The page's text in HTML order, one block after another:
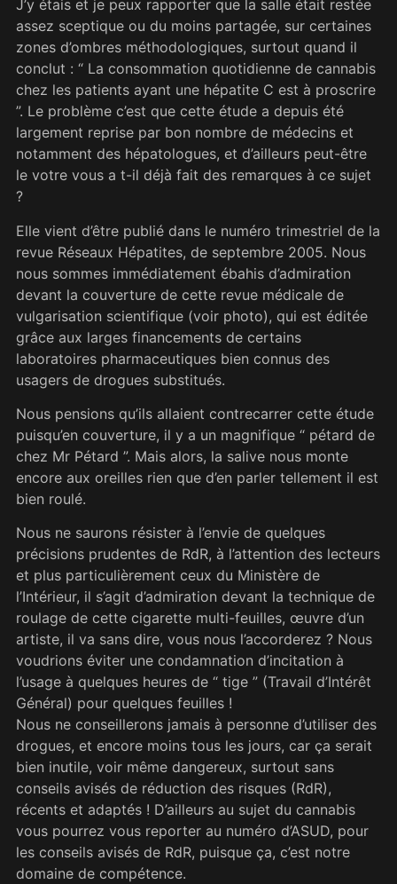
J’y étais et je peux rapporter que la salle était restée
assez sceptique ou du moins partagée, sur certaines
zones d’ombres méthodologiques, surtout quand il
conclut : “ La consommation quotidienne de cannabis
chez les patients ayant une hépatite C est à proscrire
”. Le problème c’est que cette étude a depuis été
largement reprise par bon nombre de médecins et
notamment des hépatologues, et d’ailleurs peut-être
le votre vous a t-il déjà fait des remarques à ce sujet
?
Elle vient d’être publié dans le numéro trimestriel de la
revue Réseaux Hépatites, de septembre 2005. Nous
nous sommes immédiatement ébahis d’admiration
devant la couverture de cette revue médicale de
vulgarisation scientifique (voir photo), qui est éditée
grâce aux larges financements de certains
laboratoires pharmaceutiques bien connus des
usagers de drogues substitués.
Nous pensions qu’ils allaient contrecarrer cette étude
puisqu’en couverture, il y a un magnifique “ pétard de
chez Mr Pétard ”. Mais alors, la salive nous monte
encore aux oreilles rien que d’en parler tellement il est
bien roulé.
Nous ne saurons résister à l’envie de quelques
précisions prudentes de RdR, à l’attention des lecteurs
et plus particulièrement ceux du Ministère de
l’Intérieur, il s’agit d’admiration devant la technique de
roulage de cette cigarette multi-feuilles, œuvre d’un
artiste, il va sans dire, vous nous l’accorderez ? Nous
voudrions éviter une condamnation d’incitation à
l’usage à quelques heures de “ tige ” (Travail d’Intérêt
Général) pour quelques feuilles !
Nous ne conseillerons jamais à personne d’utiliser des
drogues, et encore moins tous les jours, car ça serait
bien inutile, voir même dangereux, surtout sans
conseils avisés de réduction des risques (RdR),
récents et adaptés ! D’ailleurs au sujet du cannabis
vous pourrez vous reporter au numéro d’ASUD, pour
les conseils avisés de RdR, puisque ça, c’est notre
domaine de compétence.